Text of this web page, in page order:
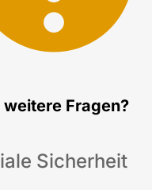
weitere Fragen?
Sicherheit